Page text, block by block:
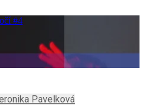
Pavelková